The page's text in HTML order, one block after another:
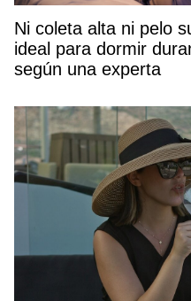
Ni coleta alta ni pelo
ideal para dormir
según una experta